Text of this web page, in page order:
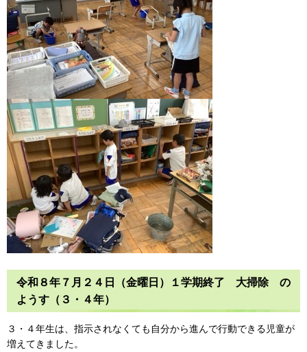
令和８年７月２４日（金曜日）１学期終了 大掃除 の
ようす（３・４年）
３・４年生は、指示されなくても自分から進んで行動できる児童が
増えてきました。